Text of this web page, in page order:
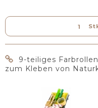
9-teiliges
zum Kleben von